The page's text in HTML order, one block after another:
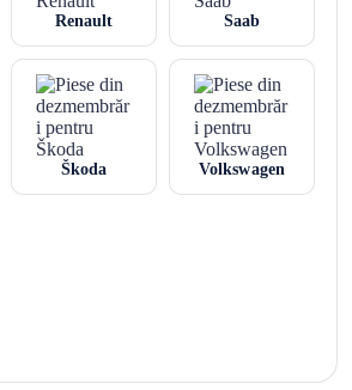
Renault Saab
Škoda Volkswagen